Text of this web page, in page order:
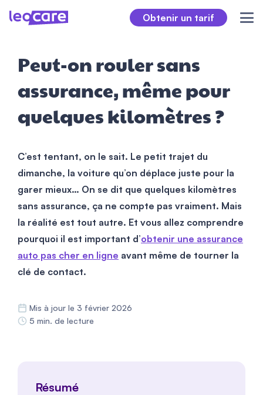
Obtenir un tarif
Peut-on rouler sans
assurance, même pour
quelques kilomètres ?
C’est tentant, on le sait. Le petit trajet du
dimanche, la voiture qu’on déplace juste pour la
garer mieux… On se dit que quelques kilomètres
sans assurance, ça ne compte pas vraiment. Mais
la réalité est tout autre. Et vous allez comprendre
pourquoi il est important d’obtenir une assurance
auto pas cher en ligne avant même de tourner la
clé de contact.
Mis à jour le 3 février 2026
5 min. de lecture
Résumé